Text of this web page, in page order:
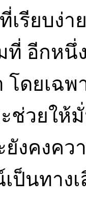
เรียบง่
ที่ อีกห
โดยเฉ
ช่วยให้
ยังคงค
ป็นทาง